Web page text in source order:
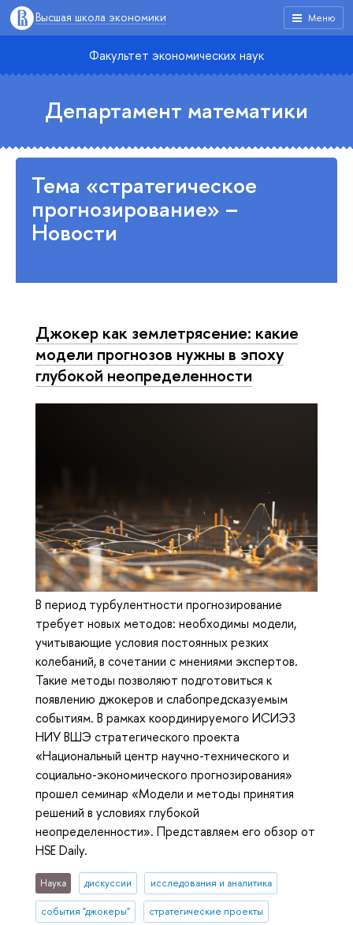
Меню
Высшая школа экономики
Факультет экономических наук
Департамент математики
Тема «стратегическое
прогнозирование» –
Новости
Джокер как землетрясение: какие
модели прогнозов нужны в эпоху
глубокой неопределенности
В период турбулентности прогнозирование
требует новых методов: необходимы модели,
учитывающие условия постоянных резких
колебаний, в сочетании с мнениями экспертов.
Такие методы позволяют подготовиться к
появлению джокеров и слабопредсказуемым
событиям. В рамках координируемого ИСИЭЗ
НИУ ВШЭ стратегического проекта
«Национальный центр научно-технического и
социально-экономического прогнозирования»
прошел семинар «Модели и методы принятия
решений в условиях глубокой
неопределенности». Представляем его обзор от
HSE Daily.
Наука дискуссии исследования и аналитика
события "джокеры" стратегические проекты